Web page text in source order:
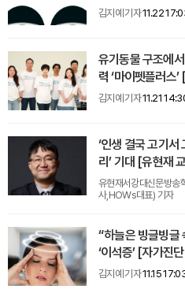
김지예 기자11.22
유기동물 구조에
력 ‘마이펫플러스
김지예 기자11.21
‘인생 결국 고기서
리’ 기대 [유현재
유현재서강대신문방송
사,HOWs대표) 기자
“하늘은 빙글빙글
‘이석증’ [자가진
김지예 기자11.15